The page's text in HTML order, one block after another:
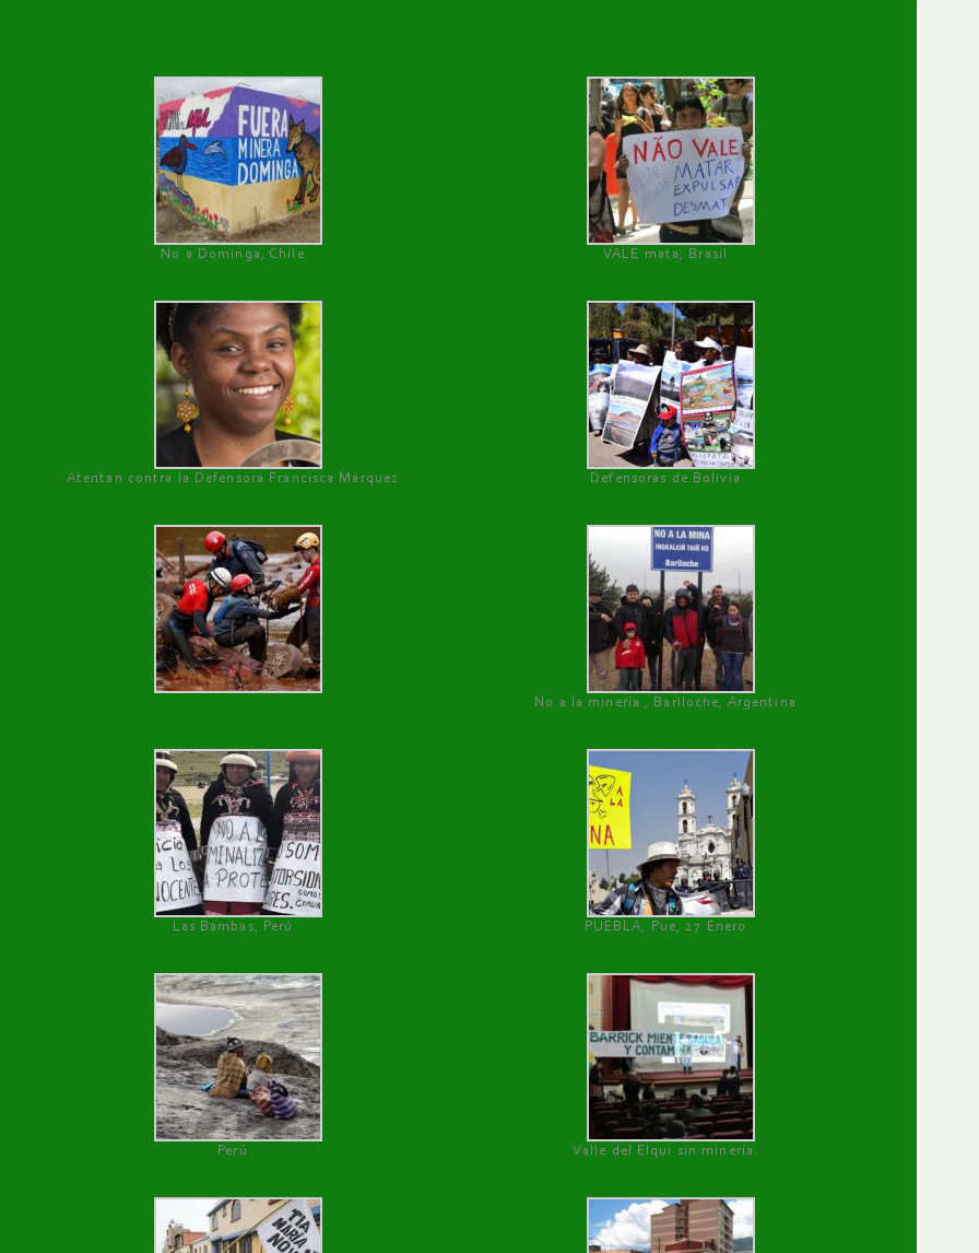
No a Dominga, Chile
VALE mata, Brasil
Atentan contra la Defensora Francisca Márquez Defensoras de Bolivia
No a la minería , Bariloche, Argentina
Las Bambas, Perú PUEBLA, Pue, 27 Enero
Perú Valle del Elqui sin minería.